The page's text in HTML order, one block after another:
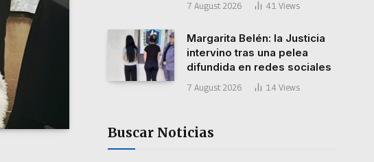
7 August 2026 41 Views
Margarita Belén: la Justicia
intervino tras una pelea
difundida en redes sociales
7 August 2026 14 Views
Buscar Noticias